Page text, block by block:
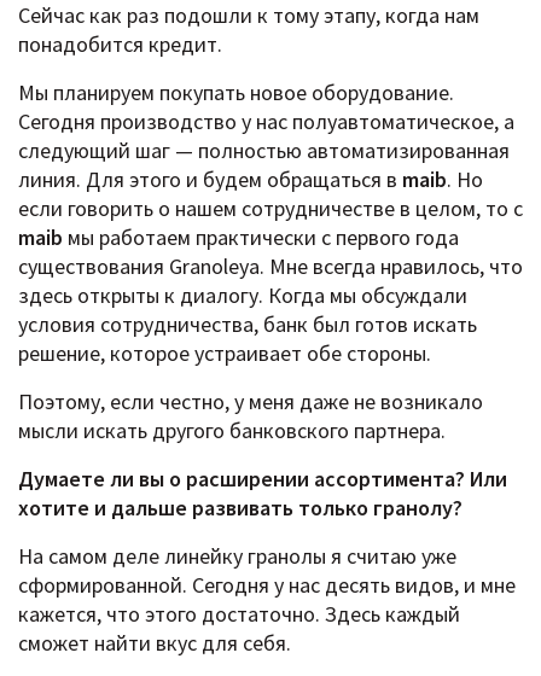
Сейчас как раз подошли к тому этапу, когда нам
понадобится кредит.
Мы планируем покупать новое оборудование.
Сегодня производство у нас полуавтоматическое, а
следующий шаг — полностью автоматизированная
линия. Для этого и будем обращаться в maib. Но
если говорить о нашем сотрудничестве в целом, то с
maib мы работаем практически с первого года
существования Granoleya. Мне всегда нравилось, что
здесь открыты к диалогу. Когда мы обсуждали
условия сотрудничества, банк был готов искать
решение, которое устраивает обе стороны.
Поэтому, если честно, у меня даже не возникало
мысли искать другого банковского партнера.
Думаете ли вы о расширении ассортимента? Или
хотите и дальше развивать только гранолу?
На самом деле линейку гранолы я считаю уже
сформированной. Сегодня у нас десять видов, и мне
кажется, что этого достаточно. Здесь каждый
сможет найти вкус для себя.